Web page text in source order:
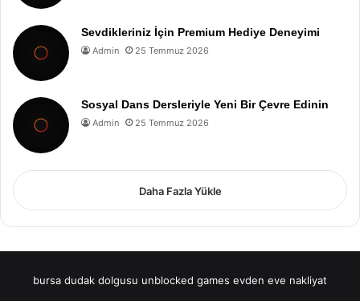
Sevdikleriniz İçin Premium Hediye Deneyimi
Admin 25 Temmuz 2026
Sosyal Dans Dersleriyle Yeni Bir Çevre Edinin
Admin 25 Temmuz 2026
Daha Fazla Yükle
bursa dudak dolgusu unblocked games evden eve nakliyat